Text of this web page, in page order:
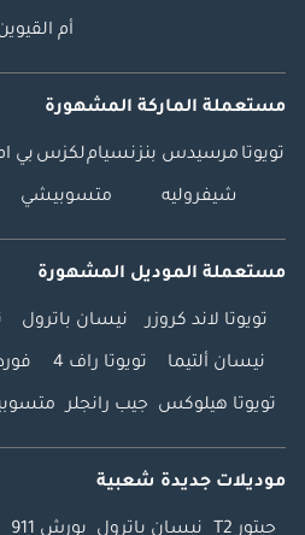
أم
مستعملة الماركة المشهورة
تويوتا مرسيدس بنزنسياملكزس بي
شيفروليه متسوبيشي
مستعملة الموديل المشهورة
تويوتا لاند كروزر نيسان باترول
نيسان ألتيما تويوتا راف 4
تويوتا هيلوكس جيب رانجلر
موديلات جديدة شعبية
جيتور T2 نيسان باترول بورش 911